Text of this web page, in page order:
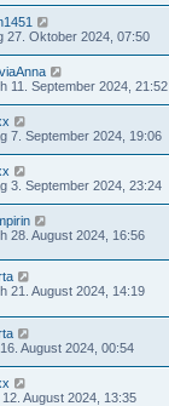
27. Oktober 2024, 07:50
11. September 2024, 21:52
7. September 2024, 19:06
3. September 2024, 23:24
28. August 2024, 16:56
21. August 2024, 14:19
August 2024, 00:54
12. August 2024, 13:35